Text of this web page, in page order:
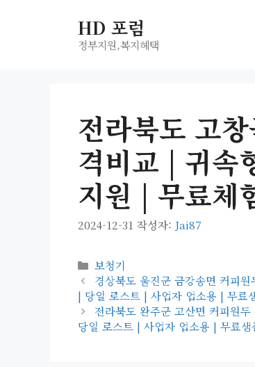
HD 포럼
정부지원,복지헤택
전라북도 고
격비교 | 귀속
지원 | 무료체
2024-12-31 작성자: Jai87
카
테
고
리
보청기
경상북도 울진군 금강송면 커피
| 당일 로스트 | 사업자 업소용 | 무료
전라북도 완주군 고산면 커피원
당일 로스트 | 사업자 업소용 | 무료샘